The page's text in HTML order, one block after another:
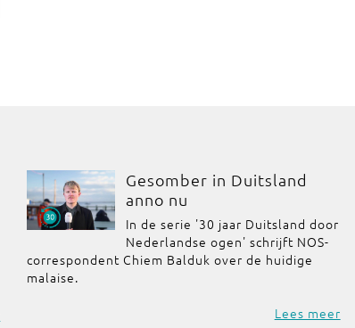
Gesomber in Duitsland
anno nu
In de serie '30 jaar Duitsland door
Nederlandse ogen' schrijft NOS-
correspondent Chiem Balduk over de huidige
malaise.
Lees meer